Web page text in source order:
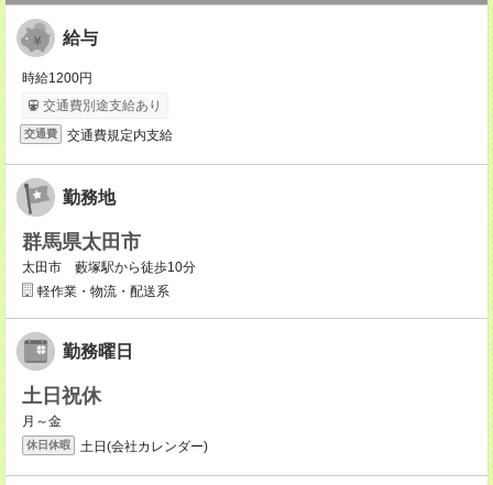
給与
時給1200円
交通費別途支給あり
交通費 交通費規定内支給
勤務地
群馬県太田市
太田市 藪塚駅から徒歩10分
軽作業・物流・配送系
勤務曜日
土日祝休
月～金
休日休暇 土日(会社カレンダー)